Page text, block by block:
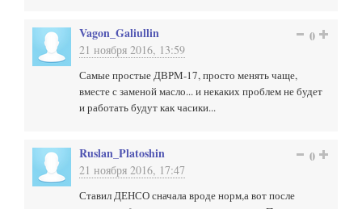
Vagon_Galiullin
21 ноября 2016, 13:59
0
Самые простые ДВРМ-17, просто менять чаще,
вместе с заменой масло... и некаких проблем не будет
и работать будут как часики...
Ruslan_Platoshin
21 ноября 2016, 17:47
0
Ставил ДЕНСО сначала вроде норм,а вот после